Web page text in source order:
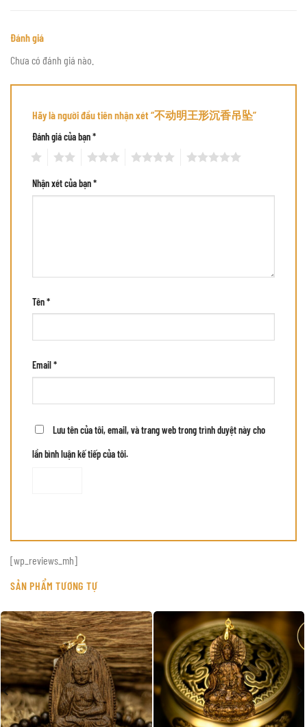
Đánh giá
Chưa có đánh giá nào.
Hãy là người đầu tiên nhận xét “不动明王形沉香吊坠”
Đánh giá của bạn*
Nhận xét của bạn*
Tên*
Email *
Lưu tên của tôi, email, và trang web trong trình duyệt này cho
lần bình luận kế tiếp của tôi.
[wp_reviews_mh]
SẢN PHẨM TƯƠNG TỰ